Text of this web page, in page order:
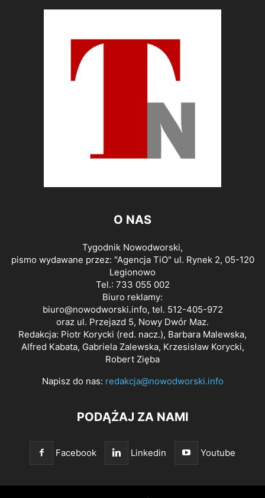
O NAS
Tygodnik Nowodworski,
pismo wydawane przez: "Agencja TiO" ul. Rynek 2, 05-120
Legionowo
Tel.: 733 055 002
Biuro reklamy:
biuro@nowodworski.info, tel. 512-405-972
oraz ul. Przejazd 5, Nowy Dwór Maz.
Redakcja: Piotr Korycki (red. nacz.), Barbara Malewska,
Alfred Kabata, Gabriela Zalewska, Krzesisław Korycki,
Robert Zięba
Napisz do nas: redakcja@nowodworski.info
PODĄŻAJ ZA NAMI
Facebook Linkedin Youtube